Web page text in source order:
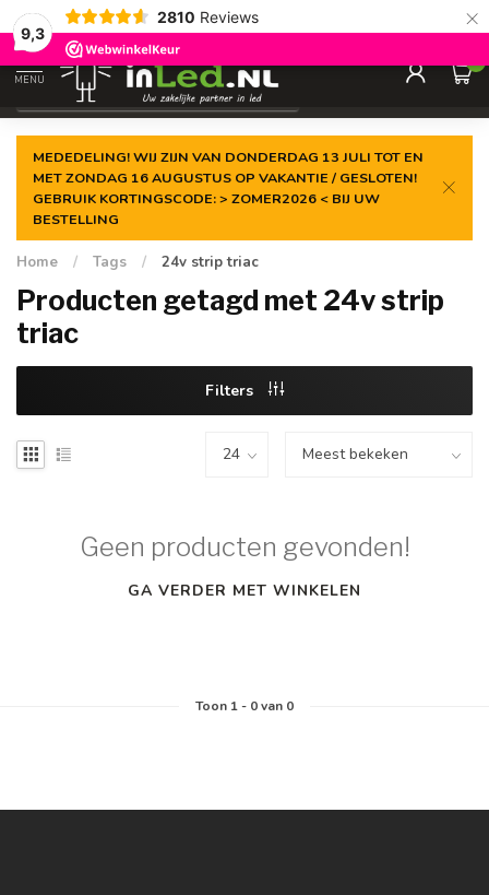
9,3
2810 Reviews ×
Gegarandeerde delaagste prijs
MENU
0
MEDEDELING! WIJ ZIJN VAN DONDERDAG 13 JULI TOT EN
MET ZONDAG 16 AUGUSTUS OP VAKANTIE / GESLOTEN!
GEBRUIK KORTINGSCODE: > ZOMER2026 < BIJ UW
BESTELLING
Home / Tags / 24v strip triac
Producten getagd met 24v strip
triac
Filters
Geen producten gevonden!
GA VERDER MET WINKELEN
Toon 1- 0van 0